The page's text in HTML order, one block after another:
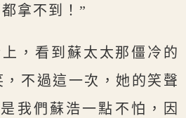
拿不到！”
，看到蘇太太那僵冷的
不過這一次，她的笑聲
我們蘇浩一點不怕，因